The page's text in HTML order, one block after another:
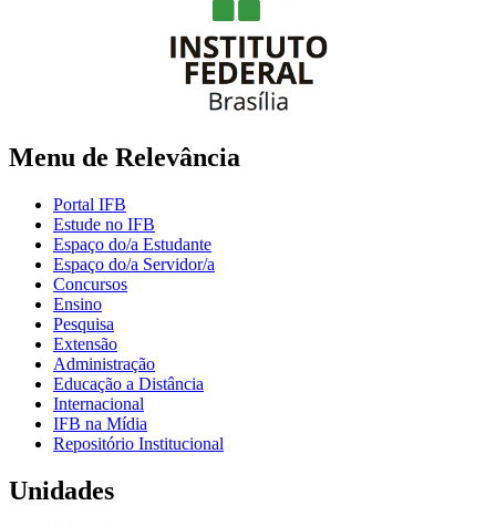
Menu de Relevância
Portal IFB
Estude no IFB
Espaço do/a Estudante
Espaço do/a Servidor/a
Concursos
Ensino
Pesquisa
Extensão
Administração
Educação a Distância
Internacional
IFB na Mídia
Repositório Institucional
Unidades